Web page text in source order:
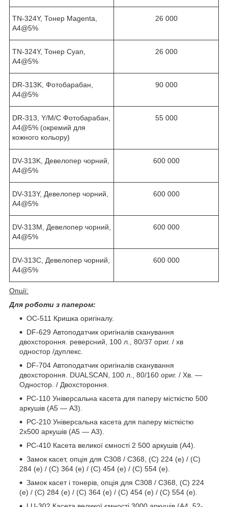
TN-324Y, Тонер Magenta,
А4@5%
26 000
TN-324Y, Тонер Cyan,
А4@5%
26 000
DR-313K , Фотобарабан
А4@5%
90 000
DR-313, Y/M/C Фотобарабан
А4@5% (окремий для
кожного кольору)
55000
DV-313K, Девелопер чорний,
А4@5%
600 000
DV-313Y, Девелопер чорний,
А4@5%
600 000
DV-313M, Девелопер чорний,
А4@5%
600 000
DV-313C, Девелопер чорний,
А4@5%
600 000
Опції:
Для роботи з папером:
OC-511 Кришка оригіналу.
DF-629 Автоподатчик оригіналів сканування
двохстороння. реверсний, 100 л., 80/37 ориг. / хв
одностор /дуплекс.
DF-704 Автоподатчик оригіналів сканування
двохстороння. DUALSCAN, 100 л., 80/160 ориг. / Хв. ―
Одностор. / Двохстороння.
PC-110 Універсальна касета для паперу місткістю 500
аркушів (A5 ― А3).
PC-210 Універсальна касета для паперу місткістю
2x500 аркушів (A5 ― А3).
PC-410 Касета великої ємності 2 500 аркушів (А4).
Замок касет, опція для С308 / С368, (C) 224 (e) / (C)
284 (e) / (C) 364 (e) / (C) 454 (e) / (C) 554 (е).
Замок касет і тонерів, опція для С308 / С368, (C) 224
(e) / (C) 284 (e) / (C) 364 (e) / (C) 454 (e) / (C) 554 (е).